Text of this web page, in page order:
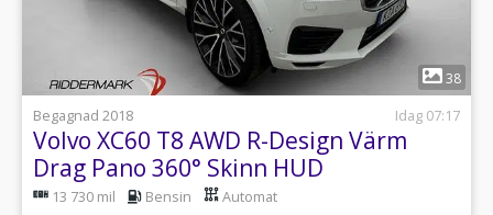
1
38
Begagnad 2018
Idag 07:17
Volvo XC60 T8 AWD R-Design Värm
Drag Pano 360° Skinn HUD
13 730 mil Bensin Automat